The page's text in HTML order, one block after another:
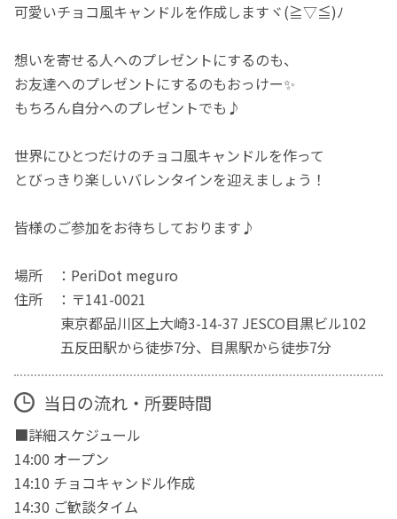
可愛いチョコ風キャンドルを作成しますヾ(≧▽≦)ﾉ
想いを寄せる人へのプレゼントにするのも、
お友達へのプレゼントにするのもおっけー✨
もちろん自分へのプレゼントでも♪
世界にひとつだけのチョコ風キャンドルを作って
とびっきり楽しいバレンタインを迎えましょう！
皆様のご参加をお待ちしております♪
場所 ：PeriDot meguro
住所 ：〒141-0021
東京都品川区上大崎3-14-37 JESCO目黒ビル102
五反田駅から徒歩7分、目黒駅から徒歩7分
当日の流れ・所要時間
■詳細スケジュール
14:00 オープン
14:10 チョコキャンドル作成
14:30 ご歓談タイム